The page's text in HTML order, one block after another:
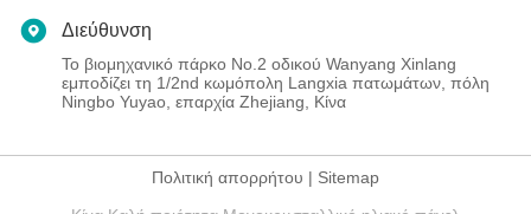
Διεύθυνση
Το βιομηχανικό πάρκο No.2 οδικού Wanyang Xinlang
εμποδίζει τη 1/2nd κωμόπολη Langxia πατωμάτων, πόλη
Ningbo Yuyao, επαρχία Zhejiang, Κίνα
Πολιτική απορρήτου | Sitemap